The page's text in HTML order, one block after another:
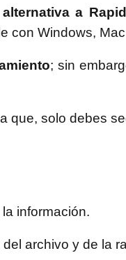
a
con Windows,
; sin
que, solo debes
información.
archivo y de la